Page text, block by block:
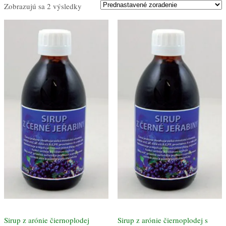
Zobrazujú sa 2 výsledky
Sirup z arónie čiernoplodej
Sirup z arónie čiernoplodej s